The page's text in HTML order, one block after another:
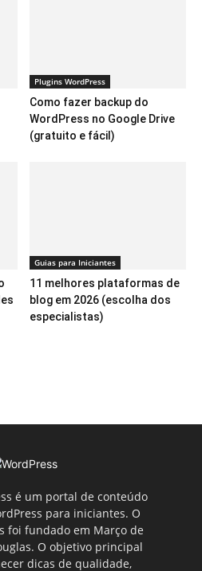
Plugins WordPress
Como fazer backup do
WordPress no Google Drive
(gratuito e fácil)
Guias para Iniciantes
11 melhores plataformas de
blog em 2026 (escolha dos
especialistas)
é um portal de conteúdo
para iniciantes. O
foi fundado em Março de
O objetivo principal
dicas de qualidade,